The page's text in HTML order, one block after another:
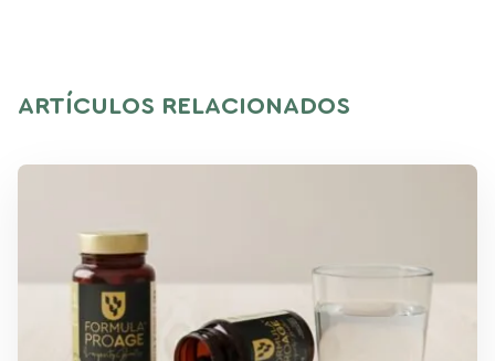
ARTÍCULOS RELACIONADOS